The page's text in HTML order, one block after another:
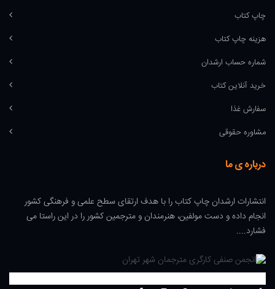
چاپ کتاب
هزینه چاپ کتاب
شماره حساب ارشدان
خرید آنلاین کتاب
سفارش غذا
مشاوره حقوقی
درباره ی ما
انتشارات ارشدان چاپ کتاب را با هدف ارتقای سطح علمی و فرهنگی کشور
انجام داده و دست مولفین، هنرمندان و مترجمین کشور را در این راستا می
فشارد....